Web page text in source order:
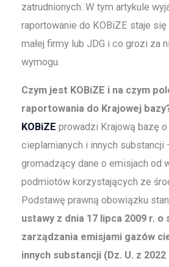
zatrudnionych. W tym artykule
raportowanie do KOBiZE staje
małej firmy lub JDG i co grozi za
wymogu.
Czym jest KOBiZE i na czym
raportowania do Krajowej
KOBiZE prowadzi Krajową bazę
cieplarnianych i innych substancji
gromadzący dane o emisjach od
podmiotów korzystających ze
Podstawę prawną obowiązku
ustawy z dnia 17 lipca 2009 r. o
zarządzania emisjami gazów
innych substancji (Dz. U. z